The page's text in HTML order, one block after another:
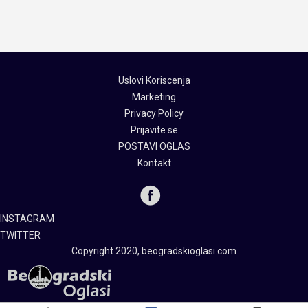
Uslovi Koriscenja
Marketing
Privacy Policy
Prijavite se
POSTAVI OGLAS
Kontakt
INSTAGRAM
TWITTER
Copyright 2020, beogradskioglasi.com